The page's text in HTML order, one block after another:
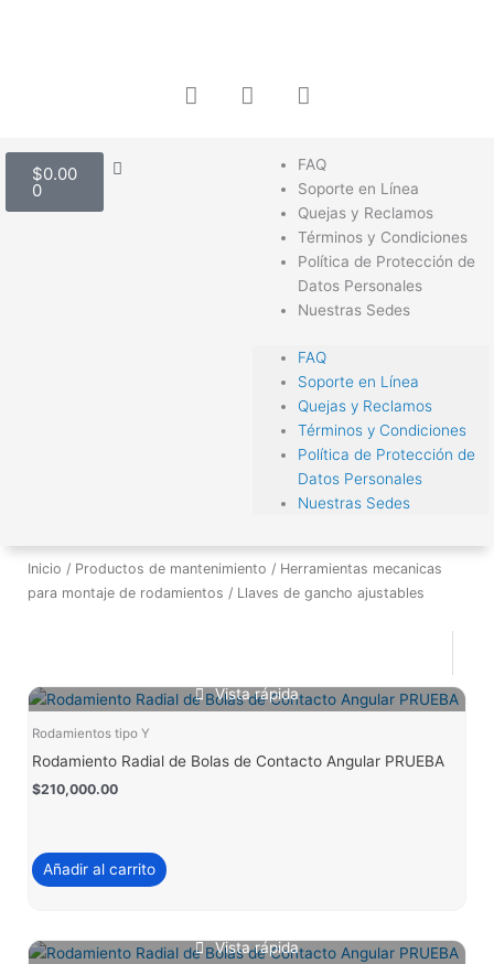
F
a
I
n
W
h
t
s
a
p
p
$0.00
0
Carrito
FAQ
Soporte en Línea
Quejas y Reclamos
Términos y Condiciones
Política de Protección de
Datos Personales
Nuestras Sedes
FAQ
Soporte en Línea
Quejas y Reclamos
Términos y Condiciones
Política de Protección de
Datos Personales
Nuestras Sedes
Inicio / Productos de mantenimiento / Herramientas mecanicas
para montaje de rodamientos / Llaves de gancho ajustables
Vista rápida
Rodamientos tipo Y
Rodamiento Radial de Bolas de Contacto Angular PRUEBA
$210,000.00
Añadir al carrito
Vista rápida